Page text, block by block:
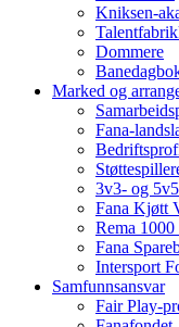
Kniksen-
Dommere
Marked og
Fana-
3v3- og
Fana Kjøtt
Rema
Fana
Intersport
Samfunnsansvar
Fair Play-